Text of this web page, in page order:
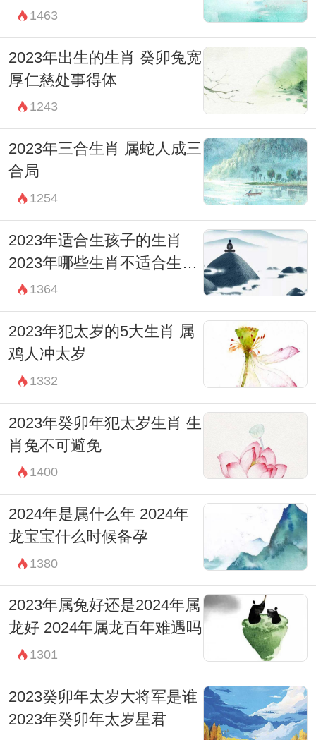
1463
2023年出生的生肖 癸卯兔宽
厚仁慈处事得体
1243
2023年三合生肖 属蛇人成三
合局
1254
2023年适合生孩子的生肖
2023年哪些生肖不适合生孩
子 1364
2023年犯太岁的5大生肖 属
鸡人冲太岁
1332
2023年癸卯年犯太岁生肖 生
肖兔不可避免
1400
2024年是属什么年 2024年
龙宝宝什么时候备孕
1380
2023年属兔好还是2024年属
龙好 2024年属龙百年难遇吗
1301
2023癸卯年太岁大将军是谁
2023年癸卯年太岁星君